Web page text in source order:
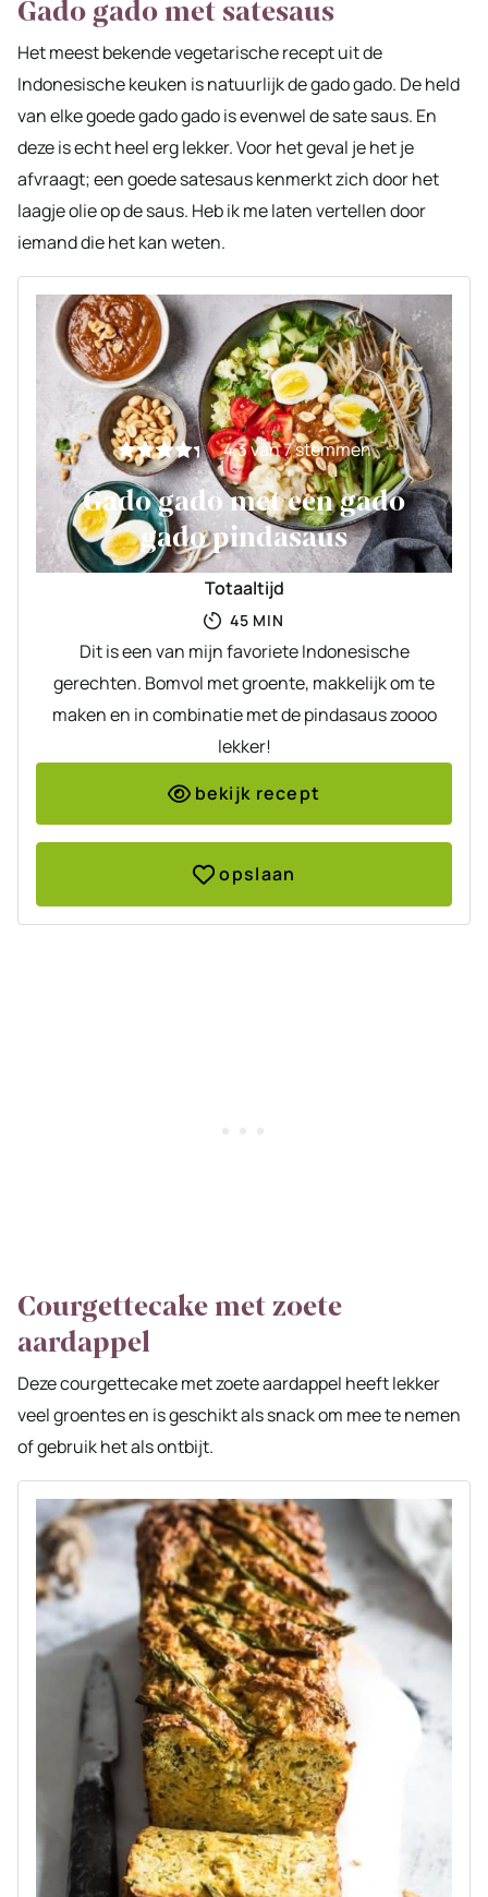
Gado gado met satesaus
Het meest bekende vegetarische recept uit de
Indonesische keuken is natuurlijk de gado gado. De held
van elke goede gado gado is evenwel de sate saus. En
deze is echt heel erg lekker. Voor het geval je het je
afvraagt; een goede satesaus kenmerkt zich door het
laagje olie op de saus. Heb ik me laten vertellen door
iemand die het kan weten.
4.3van7stemmen
Gado gado met een gado
gado pindasaus
Totaaltijd
45MINUTEN
MIN
Dit is een van mijn favoriete Indonesische
gerechten. Bomvol met groente, makkelijk om te
maken en in combinatie met de pindasaus zoooo
lekker!
bekijk recept
opslaan
Courgettecake met zoete
aardappel
Deze courgettecake met zoete aardappel heeft lekker
veel groentes en is geschikt als snack om mee te nemen
of gebruik het als ontbijt.